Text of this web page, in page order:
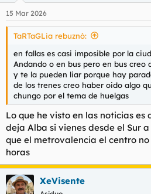
e
s
15 Mar 2026
TaRTaGLia rebuznó:
en fallas es casi imposible por la
Andando o en bus pero en bus creo
y te la pueden liar porque hay
de los trenes creo haber oido algo
chungo por el tema de huelgas
Lo que he visto en las noticias es
deja Alba si vienes desde el Sur
que el metrovalencia el centro
horas
XeVisente